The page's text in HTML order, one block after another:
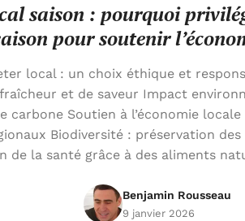
saison : pourquoi
pour soutenir
local : un choix éthique et
et de saveur Impact
carbone Soutien à l’économie
Biodiversité : préservation
de la santé grâce à des aliments
Benjamin Rousseau
9 janvier 2026